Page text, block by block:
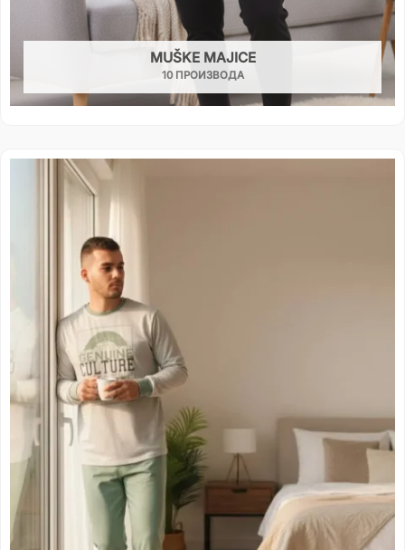
MUŠKE MAJICE
10 ПРОИЗВОДА